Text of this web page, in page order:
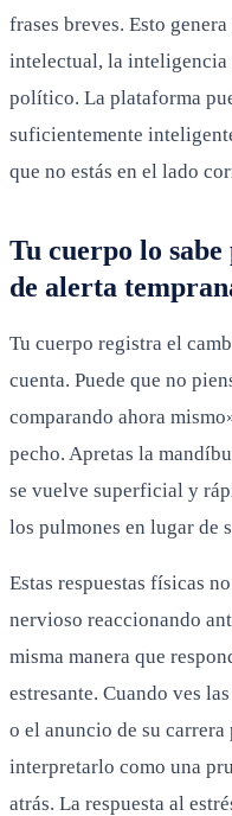
frases breves. Esto
intelectual, la
político. La plataforma
suficientemente
que no estás en el lado
Tu cuerpo lo
de alerta
Tu cuerpo registra el
cuenta. Puede que no
comparando ahora
pecho. Apretas la
se vuelve superficial y
los pulmones en lugar de
Estas respuestas físicas
nervioso reaccionando
misma manera que
estresante. Cuando ves
o el anuncio de su
interpretarlo como una
atrás. La respuesta al